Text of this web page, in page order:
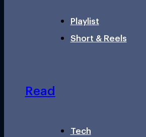
Playlist
Short & Reels
Read
Tech